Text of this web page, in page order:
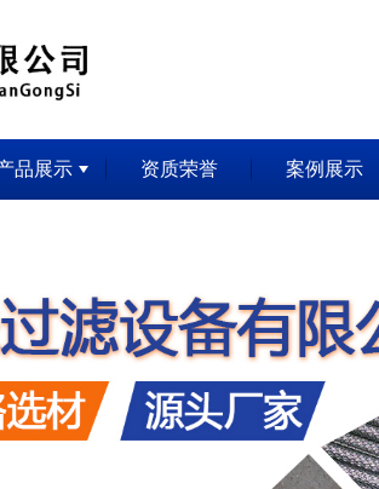
品展示 资质荣誉 案例展示